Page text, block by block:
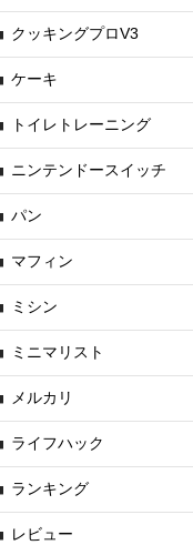
クッキングプロV3
ケーキ
トイレトレーニング
ニンテンドースイッチ
パン
マフィン
ミシン
ミニマリスト
メルカリ
ライフハック
ランキング
レビュー